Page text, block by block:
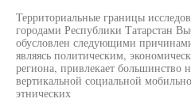
Территориальные границы
городами Республики Татарстан
обусловлен следующими
являясь политическим,
региона, привлекает большинство
вертикальной социальной
этнических